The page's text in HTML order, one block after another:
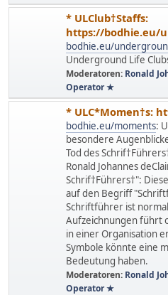
* ULClub†Staffs:
https://bodhie.eu/
bodhie.eu/
Underground Life
Moderatoren: Ronald
Operator ★
* ULC*Momen†s:
bodhie.eu/moments:
besondere
Tod des
Ronald Johannes
Schrif†Führers†":
auf den Begriff
Schriftführer ist
Aufzeichnungen führt
in einer Organisation
Symbole könnte eine
Bedeutung haben.
Moderatoren: Ronald
Operator ★